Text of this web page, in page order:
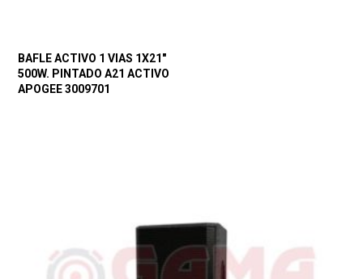
BAFLE ACTIVO 1 VIAS 1X21″
500W. PINTADO A21 ACTIVO
APOGEE 3009701